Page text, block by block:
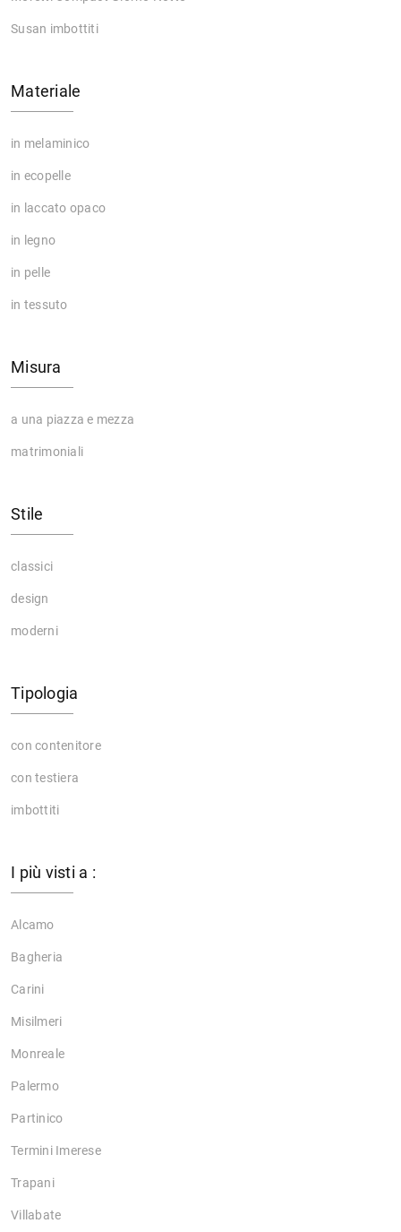
Susan imbottiti
Materiale
in melaminico
in ecopelle
in laccato opaco
in legno
in pelle
in tessuto
Misura
a una piazza e mezza
matrimoniali
Stile
classici
design
moderni
Tipologia
con contenitore
con testiera
imbottiti
I più visti a :
Alcamo
Bagheria
Carini
Misilmeri
Monreale
Palermo
Partinico
Termini Imerese
Trapani
Villabate